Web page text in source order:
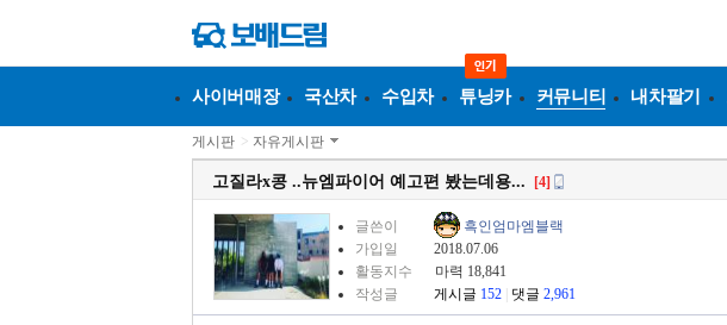
사이버매장 국산차 수입차 튜닝카 커뮤니티 내차팔기
게시판 > 자유게시판
고질라x콩 ..뉴엠파이어 예고편 봤는데용... [4]
글쓴이
흑인엄마엠블랙
가입일
2018.07.06
활동지수
마력 18,841
작성글
게시글 152 댓글 2,961